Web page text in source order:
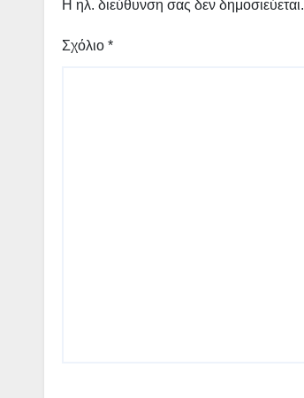
Η ηλ. διεύθυνση σας δεν δημοσιεύεται.
Σχόλιο *